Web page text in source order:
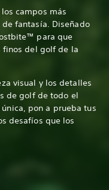
campos más
fantasía. Diseñado
para que
finos del golf de la
visual y los detalles
de golf de todo el
pon a prueba tus
desafíos que los